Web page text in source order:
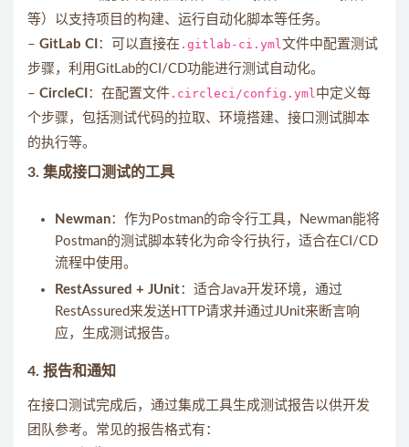
等）以支持项目的构建、运行自动化脚本等任务。
– GitLab CI ：可以直接在 .gitlab-ci.yml文件中配置测试
步骤，利用GitLab的CI/CD功能进行测试自动化。
– CircleCI ：在配置文件 .circleci/config.yml中定义每
个步骤，包括测试代码的拉取、环境搭建、接口测试脚本
的执行等。
3. 集成接口测试的工具
Newman：作为Postman的命令行工具，Newman能将
Postman的测试脚本转化为命令行执行，适合在CI/CD
流程中使用。
RestAssured + JUnit：适合Java开发环境，通过
RestAssured来发送HTTP请求并通过JUnit来断言响
应，生成测试报告。
4. 报告和通知
在接口测试完成后，通过集成工具生成测试报告以供开发
团队参考。常见的报告格式有：